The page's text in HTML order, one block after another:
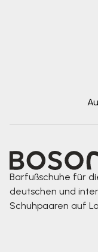
Barfußschuhe für
deutschen und
Schuhpaaren auf